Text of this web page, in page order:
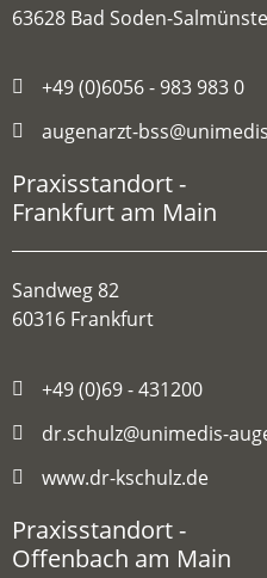
63628 Bad Soden-
+49 (0)6056 - 983 983 0
augenarzt-
Praxisstandort -
Frankfurt am Main
Sandweg 82
60316 Frankfurt
+49 (0)69 - 431200
dr.schulz@unimedis-
www.dr-kschulz.de
Praxisstandort -
Offenbach am Main